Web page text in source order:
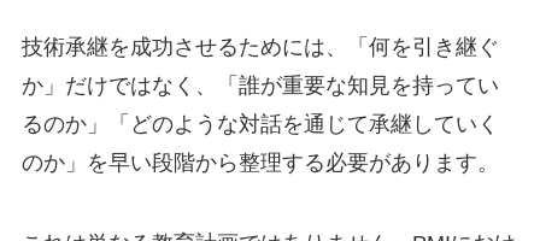
技術承継を成功させるためには、「何を引き継ぐ
か」だけではなく、「誰が重要な知見を持ってい
るのか」「どのような対話を通じて承継していく
のか」を早い段階から整理する必要があります。